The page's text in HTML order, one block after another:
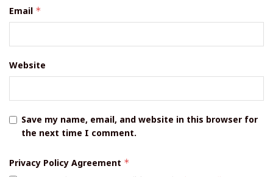
Email *
Website
Save my name, email, and website in this browser for
the next time I comment.
Privacy Policy Agreement *